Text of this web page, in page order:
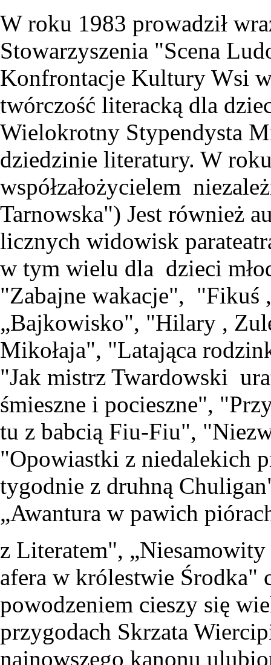
W roku 1983 prowadził
Stowarzyszenia "Scena
Konfrontacje Kultury Wsi
twórczość literacką dla
Wielokrotny Stypendysta
dziedzinie literatury. W
współzałożycielem
Tarnowska") Jest również
licznych widowisk
w tym wielu dla dzieci
"Zabajne wakacje", "Fikuś
„Bajkowisko", "Hilary ,
Mikołaja", "Latająca
"Jak mistrz Twardowski
śmieszne i pocieszne",
tu z babcią Fiu-Fiu",
"Opowiastki z niedalekich
tygodnie z druhną
„Awantura w pawich
z Literatem",
afera w królestwie Środka"
powodzeniem cieszy się
przygodach Skrzata
najnowszego kanonu